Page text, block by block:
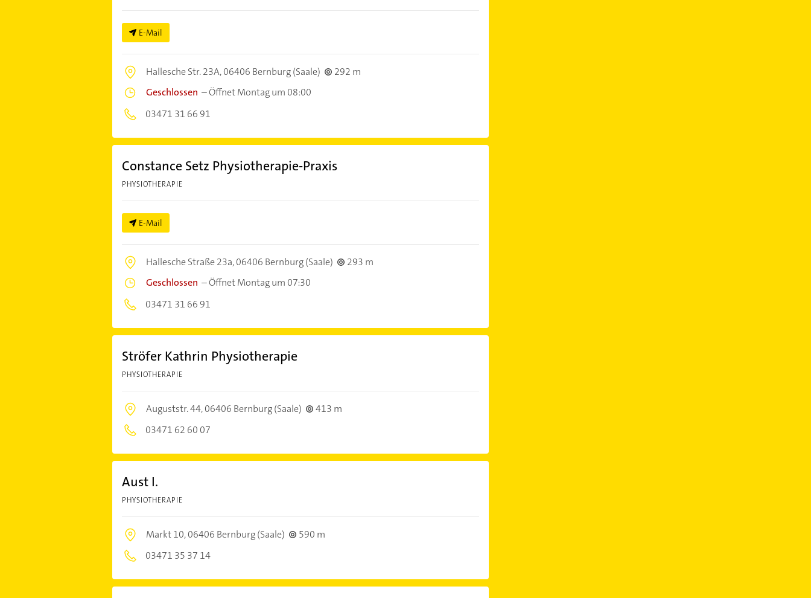
E-Mail
Hallesche Str. 23A,06406 Bernburg (Saale)
292 m
Geschlossen –Öffnet Montag um 08:00
03471 31 66 91
Constance Setz Physiotherapie-Praxis
PHYSIOTHERAPIE
E-Mail
Hallesche Straße 23a,06406 Bernburg (Saale)
293 m
Geschlossen –Öffnet Montag um 07:30
03471 31 66 91
Ströfer Kathrin Physiotherapie
PHYSIOTHERAPIE
Auguststr. 44,06406 Bernburg (Saale)
413 m
03471 62 60 07
Aust I.
PHYSIOTHERAPIE
Markt 10,06406 Bernburg (Saale)
590 m
03471 35 37 14